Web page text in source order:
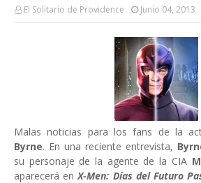
El Solitario de Providence Junio 04, 2013
Malas noticias para los fans de la
Byrne. En una reciente entrevista,
su personaje de la agente de la CIA
aparecerá enX-Men: Días del Futuro